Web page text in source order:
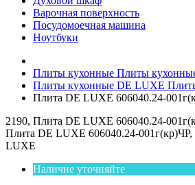
Варочная поверхность
Посудомоечная машина
Ноутбуки
Плиты кухонные Плиты
Плиты кухонные DE LUXE
Плита DE LUXE 606040.24-
2190, Плита DE LUXE 606040.24-
Плита DE LUXE 606040.24-
LUXE
Наличие уточняйте